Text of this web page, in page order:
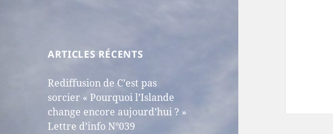
ARTICLES RÉCENTS
Rediffusion de C’est pas
sorcier « Pourquoi l’Islande
change encore aujourd’hui ? »
Lettre d’info N°039